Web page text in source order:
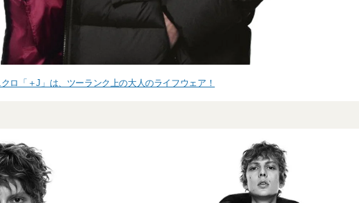
ロ「＋J」は、ツーランク上の大人のライフウェア！